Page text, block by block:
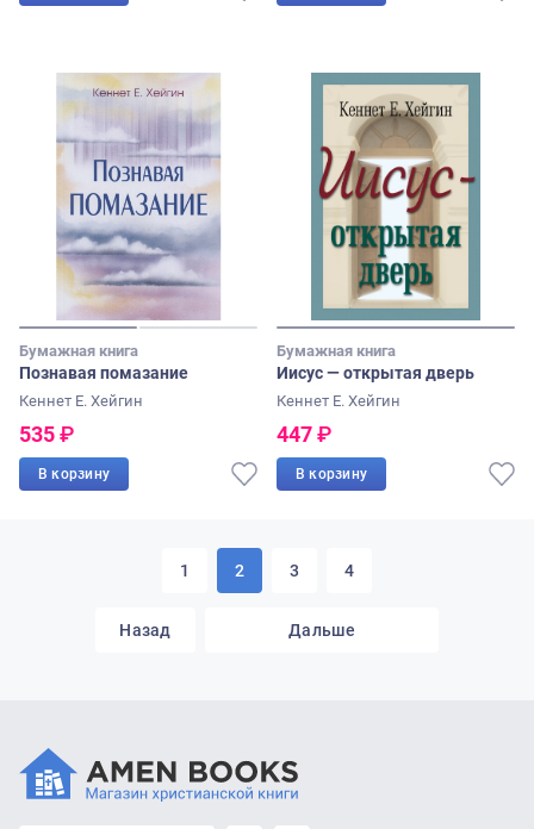
Бумажная книга
Познавая помазание
Кеннет Е. Хейгин
535₽
В корзину
Бумажная книга
Иисус — открытая дверь
Кеннет Е. Хейгин
447₽
В корзину
1 2 3 4
Назад Дальше